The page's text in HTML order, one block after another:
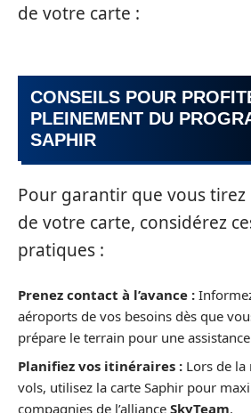
de votre carte :
CONSEILS POUR
PLEINEMENT DU
SAPHIR
Pour garantir que vous
de votre carte, considérez
pratiques :
Prenez contact à l’avance :
aéroports de vos besoins dès que
prépare le terrain pour une
Planifiez vos itinéraires : Lors de
vols, utilisez la carte Saphir pour
compagnies de l’alliance SkyTeam.